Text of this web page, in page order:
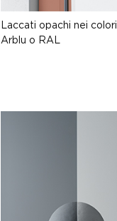
Laccati opachi nei colori
Arblu o RAL